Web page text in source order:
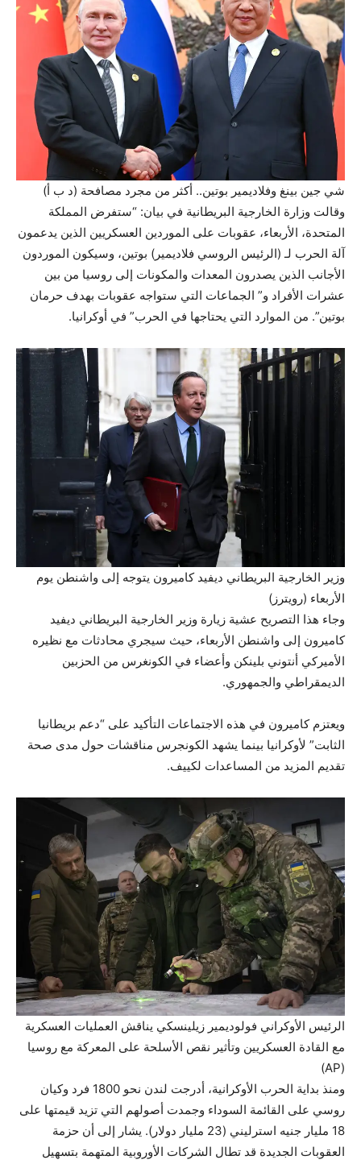
شي جين بينغ وفلاديمير بوتين.. أكثر من مجرد مصافحة (د ب أ)
وقالت وزارة الخارجية البريطانية في بيان: “ستفرض المملكة
المتحدة، الأربعاء، عقوبات على الموردين العسكريين الذين يدعمون
آلة الحرب لـ (الرئيس الروسي فلاديمير) بوتين، وسيكون الموردون
الأجانب الذين يصدرون المعدات والمكونات إلى روسيا من بين
عشرات الأفراد و” الجماعات التي ستواجه عقوبات بهدف حرمان
بوتين”. من الموارد التي يحتاجها في الحرب” في أوكرانيا.
وزير الخارجية البريطاني ديفيد كاميرون يتوجه إلى واشنطن يوم
الأربعاء (رويترز)
وجاء هذا التصريح عشية زيارة وزير الخارجية البريطاني ديفيد
كاميرون إلى واشنطن الأربعاء، حيث سيجري محادثات مع نظيره
الأميركي أنتوني بلينكن وأعضاء في الكونغرس من الحزبين
الديمقراطي والجمهوري.
ويعتزم كاميرون في هذه الاجتماعات التأكيد على “دعم بريطانيا
الثابت” لأوكرانيا بينما يشهد الكونجرس مناقشات حول مدى صحة
تقديم المزيد من المساعدات لكييف.
الرئيس الأوكراني فولوديمير زيلينسكي يناقش العمليات العسكرية
مع القادة العسكريين وتأثير نقص الأسلحة على المعركة مع روسيا
(AP)
ومنذ بداية الحرب الأوكرانية، أدرجت لندن نحو 1800 فرد وكيان
روسي على القائمة السوداء وجمدت أصولهم التي تزيد قيمتها على
18 مليار جنيه استرليني (23 مليار دولار). يشار إلى أن حزمة
العقوبات الجديدة قد تطال الشركات الأوروبية المتهمة بتسهيل